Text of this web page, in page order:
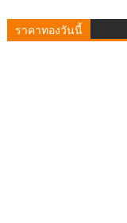
ราคาทองวันนี้